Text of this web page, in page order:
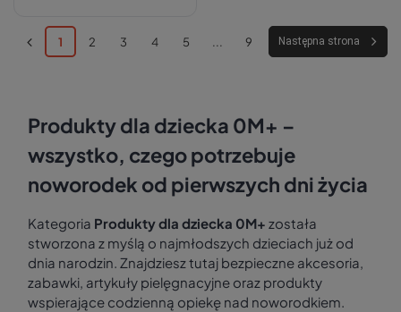
1 2 3 4 5 ... 9 Następna strona
Produkty dla dziecka 0M+ –
wszystko, czego potrzebuje
noworodek od pierwszych dni życia
Kategoria Produkty dla dziecka 0M+ została
stworzona z myślą o najmłodszych dzieciach już od
dnia narodzin. Znajdziesz tutaj bezpieczne akcesoria,
zabawki, artykuły pielęgnacyjne oraz produkty
wspierające codzienną opiekę nad noworodkiem.